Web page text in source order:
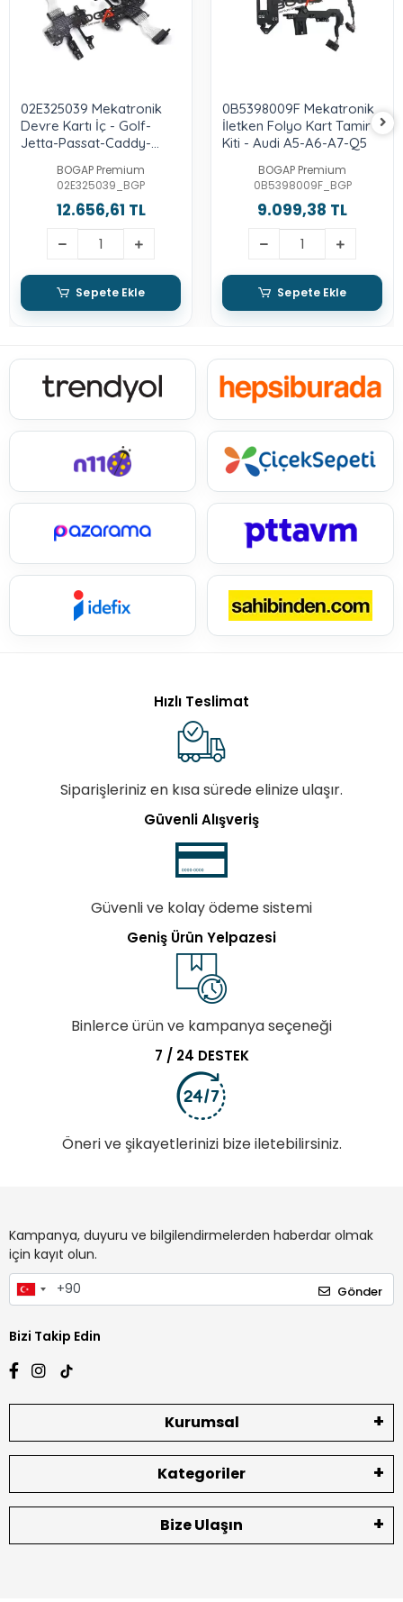
02E325039 Mekatronik
Devre Kartı İç - Golf-
Jetta-Passat-Caddy-
Yeti-A3BOGAP Premium
02E325039_BGP
12.656,61 TL
Sepete Ekle
0B5398009F Mekatronik
İletken Folyo Kart Tamir
Kiti - Audi A5-A6-A7-Q5
BOGAP Premium
0B5398009F_BGP
9.099,38 TL
Sepete Ekle
Hızlı Teslimat
Siparişleriniz en kısa sürede elinize ulaşır.
Güvenli Alışveriş
Güvenli ve kolay ödeme sistemi
Geniş Ürün Yelpazesi
Binlerce ürün ve kampanya seçeneği
7 / 24 DESTEK
Öneri ve şikayetlerinizi bize iletebilirsiniz.
Kampanya, duyuru ve bilgilendirmelerden haberdar olmak
için kayıt olun.
Gönder
Bizi Takip Edin
Kurumsal
Kategoriler
Bize Ulaşın